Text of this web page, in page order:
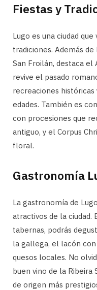
Fiestas y
Lugo es una ciudad
tradiciones. Además
San Froilán, destaca el
revive el pasado
recreaciones históricas
edades. También es
con procesiones que
antiguo, y el Corpus
floral.
Gastronomía
La gastronomía de
atractivos de la ciudad.
tabernas, podrás
la gallega, el lacón
quesos locales. No
buen vino de la Ribeira
de origen más